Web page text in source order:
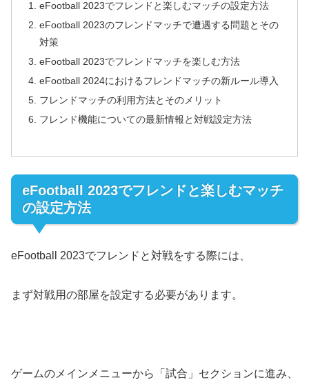
eFootball 2023でフレンドと楽しむマッチの設定方法
eFootball 2023のフレンドマッチで遭遇する問題とその
対策
eFootball 2023でフレンドマッチを楽しむ方法
eFootball 2024におけるフレンドマッチの新ルール導入
フレンドマッチの利用方法とそのメリット
フレンド機能についての最新情報と対戦設定方法
eFootball 2023でフレンドと楽しむマッチ
の設定方法
eFootball 2023でフレンドと対戦をする際には、
まず対戦用の部屋を設定する必要があります。
ゲームのメインメニューから「試合」セクションに進み、